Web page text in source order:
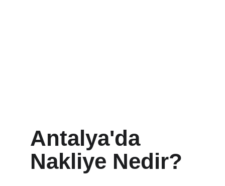
Antalya'da
Nakliye Nedir?